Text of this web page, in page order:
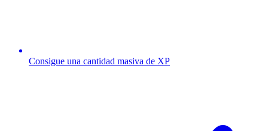
Consigue una cantidad masiva de XP